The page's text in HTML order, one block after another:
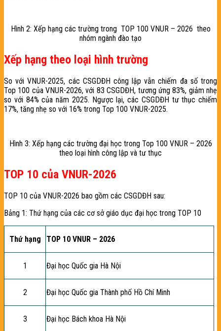
Hình 2: Xếp hạng các trường trong TOP 100 VNUR – 2026 theo
nhóm ngành đào tạo
Xếp hạng theo loại hình trường
So với VNUR-2025, các CSGDĐH công lập vẫn chiếm đa số trong
Top 100 của VNUR-2026, với 83 CSGDĐH, tương ứng 83%, giảm nhẹ
so với 84% của năm 2025. Ngược lại, các CSGDĐH tư thục chiếm
17%, tăng nhẹ so với 16% trong Top 100 VNUR-2025.
Hình 3: Xếp hạng các trường đại học trong Top 100 VNUR – 2026
theo loại hình công lập và tư thục
TOP 10 của VNUR-2026
TOP 10 của VNUR-2026 bao gồm các CSGDĐH sau:
Bảng 1: Thứ hạng của các cơ sở giáo dục đại học trong TOP 10
Thứ hạng TOP 10 VNUR – 2026
1 Đại học Quốc gia Hà Nội
2 Đại học Quốc gia Thành phố Hồ Chí Minh
3 Đại học Bách khoa Hà Nội